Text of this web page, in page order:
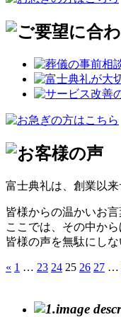
富士典礼は、創業以
皆様からの温かいお
ここでは、その中か
皆様の声を無駄にし
« 1 … 23 24 25 26 27 …